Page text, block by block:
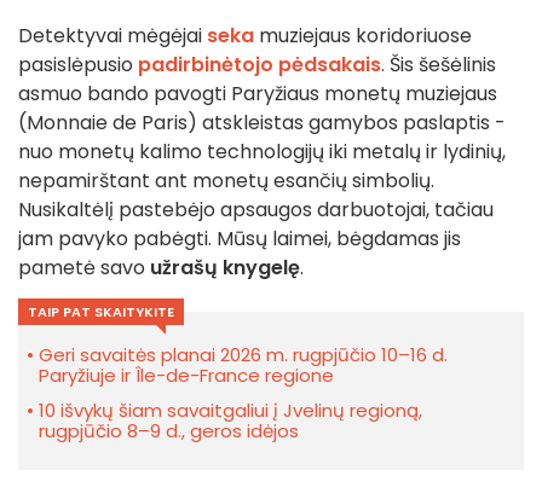
Detektyvai mėgėjai seka muziejaus koridoriuose
pasislėpusio padirbinėtojo pėdsakais. Šis šešėlinis
asmuo bando pavogti Paryžiaus monetų muziejaus
(Monnaie de Paris) atskleistas gamybos paslaptis -
nuo monetų kalimo technologijų iki metalų ir lydinių,
nepamirštant ant monetų esančių simbolių.
Nusikaltėlį pastebėjo apsaugos darbuotojai, tačiau
jam pavyko pabėgti. Mūsų laimei, bėgdamas jis
pametė savo užrašų knygelę.
TAIP PAT SKAITYKITE
Geri savaitės planai 2026 m. rugpjūčio 10–16 d.
Paryžiuje ir Île-de-France regione
10 išvykų šiam savaitgaliui į Jvelinų regioną,
rugpjūčio 8–9 d., geros idėjos